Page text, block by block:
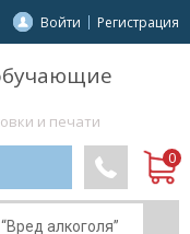
Войти Регистрация
и печати